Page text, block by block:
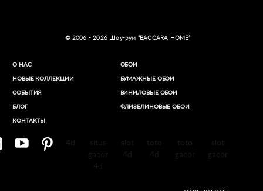
© 2006 - 2026 Шоу-рум “BACCARA HOME”
О НАС
НОВЫЕ КОЛЛЕКЦИИ
СОБЫТИЯ
БЛОГ
КОНТАКТЫ
ОБОИ
БУМАЖНЫЕ ОБОИ
ВИНИЛОВЫЕ ОБОИ​
ФЛИЗЕЛИНОВЫЕ ОБОИ